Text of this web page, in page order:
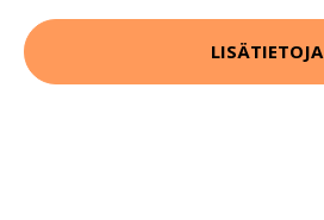
LISÄTIETOJA